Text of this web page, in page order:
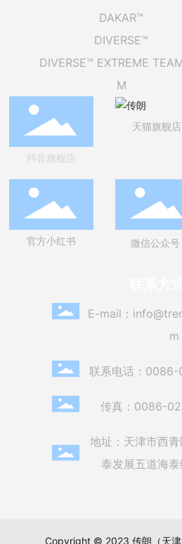
DAKAR™
DIVERSE™
DIVERSE™ EXTREME
M
抖音旗舰店
天猫旗舰店
官方小红书 微信公众号
E-mail：
m
联系电话： 0086-
传真：0086-
地址：天津市西
泰发展五道海
Copyright © 2023 传朗（天津